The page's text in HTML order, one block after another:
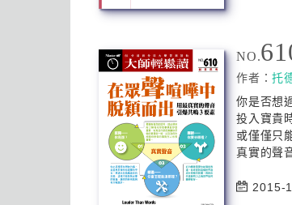
NO.
作者：托
你是否想
投入寶貴
或僅僅只
真實的聲
2015-